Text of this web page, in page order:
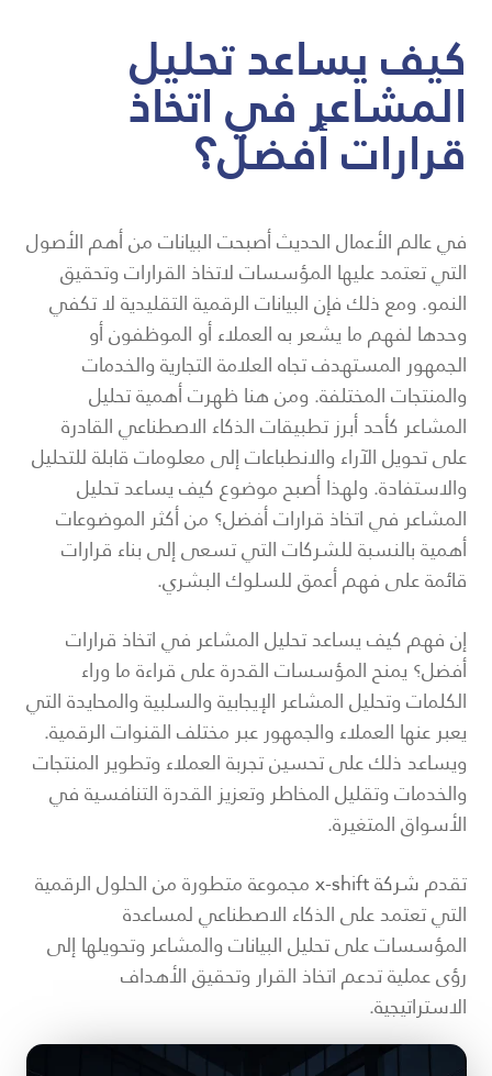
كيف يساعد تحليل
المشاعر في اتخاذ
قرارات أفضل؟
في عالم الأعمال الحديث أصبحت البيانات من أهم الأصول
التي تعتمد عليها المؤسسات لاتخاذ القرارات وتحقيق
النمو. ومع ذلك فإن البيانات الرقمية التقليدية لا تكفي
وحدها لفهم ما يشعر به العملاء أو الموظفون أو
الجمهور المستهدف تجاه العلامة التجارية والخدمات
والمنتجات المختلفة. ومن هنا ظهرت أهمية تحليل
المشاعر كأحد أبرز تطبيقات الذكاء الاصطناعي القادرة
على تحويل الآراء والانطباعات إلى معلومات قابلة للتحليل
والاستفادة. ولهذا أصبح موضوع كيف يساعد تحليل
المشاعر في اتخاذ قرارات أفضل؟ من أكثر الموضوعات
أهمية بالنسبة للشركات التي تسعى إلى بناء قرارات
قائمة على فهم أعمق للسلوك البشري.
إن فهم كيف يساعد تحليل المشاعر في اتخاذ قرارات
أفضل؟ يمنح المؤسسات القدرة على قراءة ما وراء
الكلمات وتحليل المشاعر الإيجابية والسلبية والمحايدة التي
يعبر عنها العملاء والجمهور عبر مختلف القنوات الرقمية.
ويساعد ذلك على تحسين تجربة العملاء وتطوير المنتجات
والخدمات وتقليل المخاطر وتعزيز القدرة التنافسية في
الأسواق المتغيرة.
تقدمشركة x-shift
مجموعة متطورة من الحلول الرقمية
التي تعتمد على الذكاء الاصطناعي لمساعدة
المؤسسات على تحليل البيانات والمشاعر وتحويلها إلى
رؤى عملية تدعم اتخاذ القرار وتحقيق الأهداف
الاستراتيجية.